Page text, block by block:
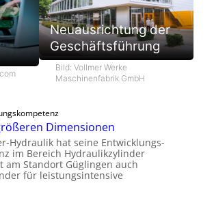
Neuausrichtung der
Geschäftsführung
Bild: Vollmer Werke
Maschinenfabrik GmbH
Dimensionen
Hydraulik hat seine Entwicklungs-
im Bereich Hydraulikzylinder
Standort Güglingen auch
für leistungsintensive